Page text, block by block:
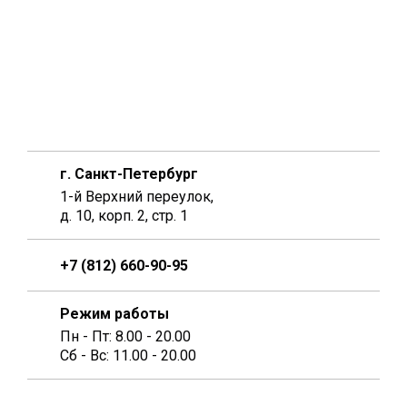
г. Санкт-Петербург
1-й Верхний переулок,
д. 10, корп. 2, стр. 1
+7 (812) 660-90-95
Режим работы
Пн - Пт: 8.00 - 20.00
Сб - Вс: 11.00 - 20.00